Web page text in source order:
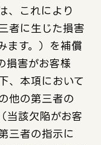
、これにより
者に生じた損害
ます。）を補償
損害がお客様
、本項において
他の第三者の
当該欠陥がお客
三者の指示に